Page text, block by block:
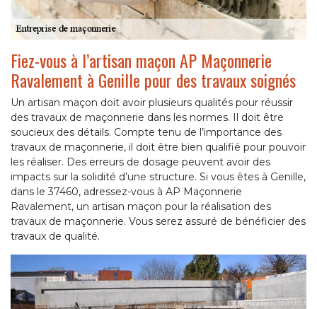
Fiez-vous à l’artisan maçon AP Maçonnerie
Ravalement à Genille pour des travaux soignés
Un artisan maçon doit avoir plusieurs qualités pour réussir
des travaux de maçonnerie dans les normes. Il doit être
soucieux des détails. Compte tenu de l’importance des
travaux de maçonnerie, il doit être bien qualifié pour pouvoir
les réaliser. Des erreurs de dosage peuvent avoir des
impacts sur la solidité d’une structure. Si vous êtes à Genille,
dans le 37460, adressez-vous à AP Maçonnerie
Ravalement, un artisan maçon pour la réalisation des
travaux de maçonnerie. Vous serez assuré de bénéficier des
travaux de qualité.